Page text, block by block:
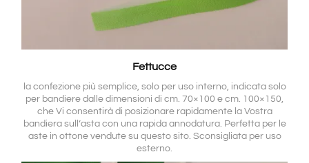
Fettucce
la confezione più semplice, solo per uso interno, indicata solo
per bandiere dalle dimensioni di cm. 70×100 e cm. 100×150,
che Vi consentirà di posizionare rapidamente la Vostra
bandiera sull’asta con una rapida annodatura. Perfetta per le
aste in ottone vendute su questo sito. Sconsigliata per uso
esterno.